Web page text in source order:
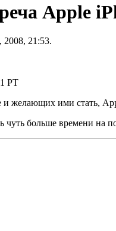
Apple
2008, 21:53.
PT
и желающих ими стать,
больше времени на